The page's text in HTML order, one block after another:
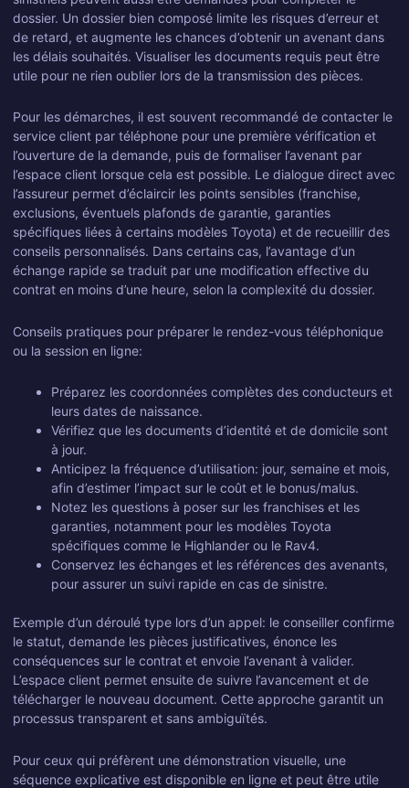
dossier. Un dossier bien composé limite les risques d’erreur et
de retard, et augmente les chances d’obtenir un avenant dans
les délais souhaités. Visualiser les documents requis peut être
utile pour ne rien oublier lors de la transmission des pièces.
Pour les démarches, il est souvent recommandé de contacter le
service client par téléphone pour une première vérification et
l’ouverture de la demande, puis de formaliser l’avenant par
l’espace client lorsque cela est possible. Le dialogue direct avec
l’assureur permet d’éclaircir les points sensibles (franchise,
exclusions, éventuels plafonds de garantie, garanties
spécifiques liées à certains modèles Toyota) et de recueillir des
conseils personnalisés. Dans certains cas, l’avantage d’un
échange rapide se traduit par une modification effective du
contrat en moins d’une heure, selon la complexité du dossier.
Conseils pratiques pour préparer le rendez-vous téléphonique
ou la session en ligne:
Préparez les coordonnées complètes des conducteurs et
leurs dates de naissance.
Vérifiez que les documents d’identité et de domicile sont
à jour.
Anticipez la fréquence d’utilisation: jour, semaine et mois,
afin d’estimer l’impact sur le coût et le bonus/malus.
Notez les questions à poser sur les franchises et les
garanties, notamment pour les modèles Toyota
spécifiques comme le Highlander ou le Rav4.
Conservez les échanges et les références des avenants,
pour assurer un suivi rapide en cas de sinistre.
Exemple d’un déroulé type lors d’un appel: le conseiller confirme
le statut, demande les pièces justificatives, énonce les
conséquences sur le contrat et envoie l’avenant à valider.
L’espace client permet ensuite de suivre l’avancement et de
télécharger le nouveau document. Cette approche garantit un
processus transparent et sans ambiguïtés.
Pour ceux qui préfèrent une démonstration visuelle, une
séquence explicative est disponible en ligne et peut être utile